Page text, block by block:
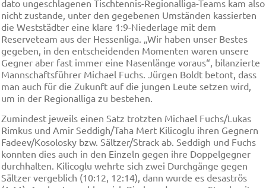
dato ungeschlagenen Tischtennis-Regionalliga-Teams kam also
nicht zustande, unter den gegebenen Umständen kassierten
die Weststädter eine klare 1:9-Niederlage mit dem
Reserveteam aus der Hessenliga. „Wir haben unser Bestes
gegeben, in den entscheidenden Momenten waren unsere
Gegner aber fast immer eine Nasenlänge voraus“, bilanzierte
Mannschaftsführer Michael Fuchs. Jürgen Boldt betont, dass
man auch für die Zukunft auf die jungen Leute setzen wird,
um in der Regionalliga zu bestehen.
Zumindest jeweils einen Satz trotzten Michael Fuchs/Lukas
Rimkus und Amir Seddigh/Taha Mert Kilicoglu ihren Gegnern
Fadeev/Kosolosky bzw. Sältzer/Strack ab. Seddigh und Fuchs
konnten dies auch in den Einzeln gegen ihre Doppelgegner
durchhalten. Kilicoglu wehrte sich zwei Durchgänge gegen
Sältzer vergeblich (10:12, 12:14), dann wurde es desaströs